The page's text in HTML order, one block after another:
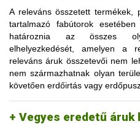
A releváns összetett termékek,
tartalmazó fabútorokesetében
határoznia az összes
elhelyezkedését, amelyen a
releváns áruk összetevői nem
nem származhatnak olyan
követően erdőirtás vagy
Vegyes eredetű áruk
Ez a megközelítés
tárolt releváns árukra vagy
feldolgozási folyamatra.
A rendelet szerintnem
a silóba került teljes
a mennyiségnek az
ban forgalomba hoztak,
szabályozását, mely tiltja
forgalomba hozatalát az uniós
hozott áruk/termékek és a
szolgáló területegységek
bizonyos körülmények között
helyét meghaladó
is megadhatja.
A piaci szereplők csak akkor
ha az ömlesztett áru teljes
területegységig, és nem
nem megfelelő árukkal.